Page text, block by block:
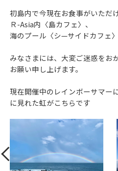
初島内で今現在お食事がいただ
Ｒ-Asia内〈島カフェ〉、
海のプール〈シ—サイドカフェ
みなさまには、大変ご迷惑をお
お願い申し上げます。
現在開催中のレインボーサマー
に見れた虹がこちらです